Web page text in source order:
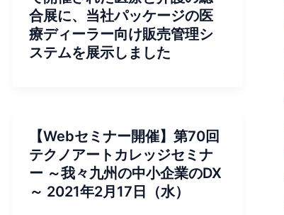
合展に、当社パッケージの医
療ディーラー向け販売管理シ
ステムを展示しました
【Webセミナー開催】第70回
テクノアートカレッジセミナ
ー ～我々九州の中小企業のDX
～ 2021年2月17日（水）